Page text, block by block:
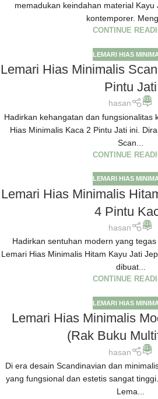
memadukan keindahan material Kayu
kontemporer.
CONTINUE
LEMARI HIAS
Lemari Hias Minimalis
Pintu Jati
hasan 816
Hadirkan kehangatan dan fungsionalitas
Hias Minimalis Kaca 2 Pintu Jati ini.
Scan...
CONTINUE
LEMARI HIAS
Lemari Hias Minimalis
4 Pintu
hasan 819
Hadirkan sentuhan modern yang
Lemari Hias Minimalis Hitam Kayu Jati
dibuat...
CONTINUE
LEMARI HIAS
Lemari Hias Minimalis
(Rak Buku
hasan 817
Di era desain Scandinavian dan
yang fungsional dan estetis sangat
Lema...